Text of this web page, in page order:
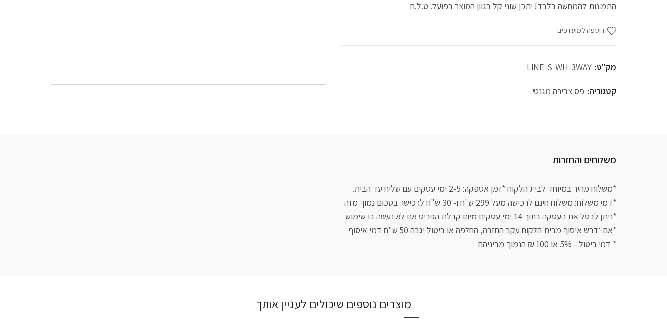
התמונות להמחשה בלבד! יתכן שוני קל בגוון המוצר בפועל. ט.ל.ח
הוספה למועדפים
מק"ט: LINE-S-WH-3WAY
קטגוריה: פס צבירה מגנטי
משלוחים והחזרות
*משלוח מהיר במיוחד לבית הלקוח *זמן אספקה: 2-5 ימי עסקים עם שליח עד הבית.
*דמי משלוח: משלוח חינם לרכישה מעל 299 ש"ח ו- 30 ש"ח לרכישה בסכום נמוך מזה
*ניתן לבטל את העסקה בתוך 14 ימי עסקים מיום קבלת הפריט אם לא נעשה בו שימוש
*אם נדרש איסוף מבית הלקוח עקב החזרה, החלפה או ביטול יגבה 50 ש"ח דמי איסוף
* דמי ביטול - 5% או 100 ₪ הנמוך מביניהם
מוצרים נוספים שיכולים לעניין אותך